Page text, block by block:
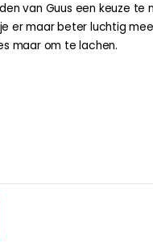
van Guus een keuze te
er maar beter luchtig
maar om te lachen.